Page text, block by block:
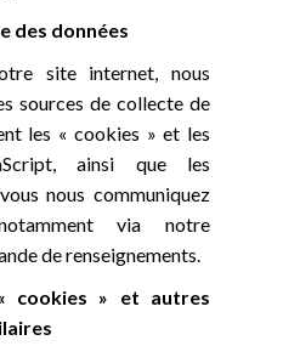
des données
site internet, nous
sources de collecte de
les « cookies » et les
ainsi que les
nous communiquez
via notre
de renseignements.
cookies » et autres